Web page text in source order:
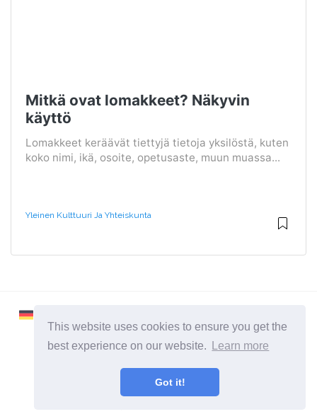
This website uses cookies to ensure you get the
best experience on our website.
Learn more
Got it!
Mitkä ovat lomakkeet? Näkyvin
käyttö
Lomakkeet keräävät tiettyjä tietoja yksilöstä, kuten
koko nimi, ikä, osoite, opetusaste, muun muassa...
Yleinen Kulttuuri Ja Yhteiskunta
2026 ©Learnaboutworld
Kaikki kategoriat